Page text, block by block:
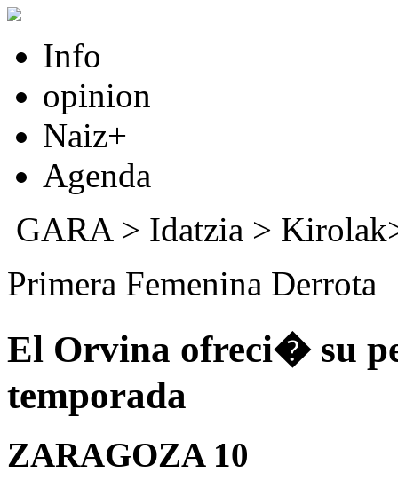
Info
opinion
Naiz+
Agenda
GARA> Idatzia >
Primera Femenina Derrota
El Orvina ofreci� su
temporada
ZARAGOZA 10